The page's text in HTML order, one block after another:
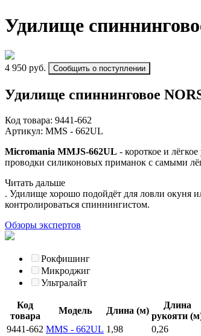
Удилище
4 950 руб. Сообщить о поступлении
Удилище спиннинговое
Код товара: 9441-662
Артикул: MMS - 662UL
Micromania MMJS-662UL - короткое и
проводки силиконовых приманок с самыми
Читать дальше
. Удилище хорошо подойдёт для ловли окуня
контролироваться спиннингистом.
Обзоры экспертов
Код
товара
Модель Длина (м)
Длина
рукояти
9441-662 MMS - 662UL 1,98 0,26
Рокфишинг
Микроджиг
Ультралайт